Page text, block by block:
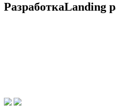
РазработкаLanding